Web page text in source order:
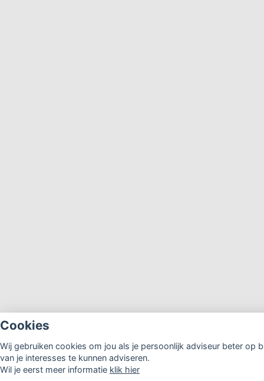
Cookies
Wij gebruiken cookies om jou als je persoonlijk adviseur beter op
van je interesses te kunnen adviseren.
Wil je eerst meer informatie klik hier